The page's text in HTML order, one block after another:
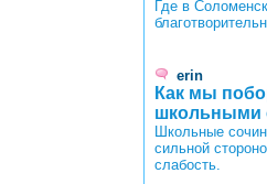
Где в
erin
Как мы
школьными
Школьные
сильной
слабость.